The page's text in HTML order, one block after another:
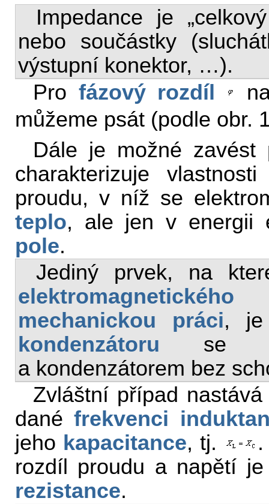
Impedance je
nebo součástky
výstupní konektor, …).
Pro fázový rozdíl
můžeme psát (podle obr.
Dále je možné
charakterizuje
proudu, v níž se
teplo, ale jen v energii
pole.
Jediný prvek, na
elektromagnetického
mechanickou práci,
kondenzátoru se
a kondenzátorem bez
Zvláštní případ
danéfrekvenci
jeho kapacitance, tj.
rozdíl proudu a napětí
rezistance.